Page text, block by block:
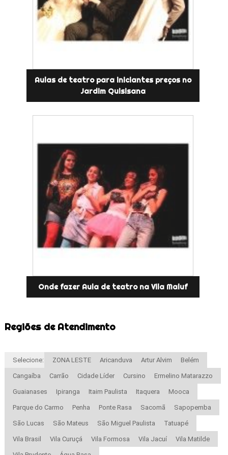
Aulas de teatro para iniciantes preços no
Jardim Quisisana
Onde fazer Aula de teatro na Vila Maluf
Regiões de Atendimento
Selecione: ZONA LESTE Aricanduva Artur Alvim Belém
Cangaíba Carrão Cidade Líder Cursino Ermelino Matarazzo
Guaianases Ipiranga Itaim Paulista Itaquera Mooca
Parque do Carmo Penha Ponte Rasa Sacomã Sapopemba
São Lucas São Mateus São Miguel Paulista Tatuapé
Vila Brasil Vila Curuçá Vila Formosa Vila Jacuí Vila Matilde